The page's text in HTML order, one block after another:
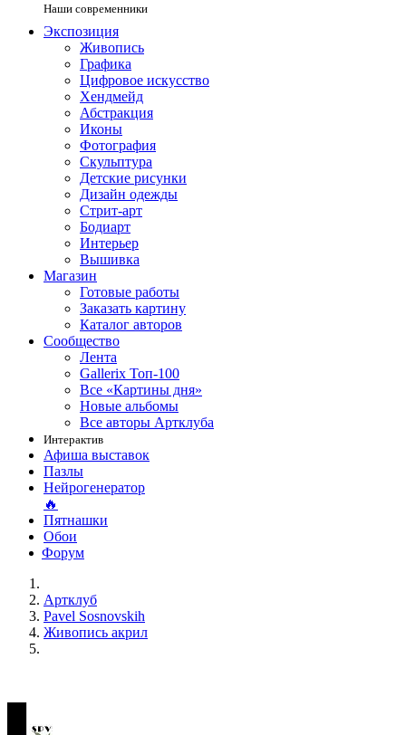
Наши современники
Экспозиция
Живопись
Графика
Цифровое искусство
Хендмейд
Абстракция
Иконы
Фотография
Скульптура
Детские рисунки
Дизайн одежды
Стрит-арт
Бодиарт
Интерьер
Вышивка
Магазин
Готовые работы
Заказать картину
Каталог авторов
Сообщество
Лента
Gallerix Топ-100
Все «Картины дня»
Новые альбомы
Все авторы Артклуба
Интерактив
Афиша выставок
Пазлы
Нейрогенератор
🔥
Пятнашки
Обои
Форум
Артклуб
Pavel Sosnovskih
Живопись акрил